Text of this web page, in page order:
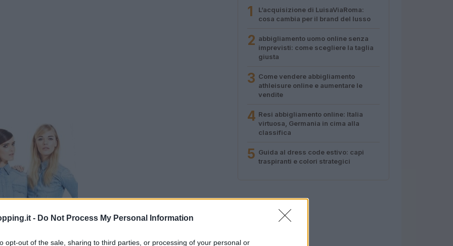
- Do Not Process My Personal Information
opt-out of the sale, sharing to third parties, or processing of your personal or
1
L’acquisizione di LuisaViaRoma:
cosa cambia per il brand del lusso
2 abbigliamento uomo online senza
imprevisti: come scegliere la taglia
giusta
3 Come vendere abbigliamento
athleisure online e aumentare le
vendite
4 Resi abbigliamento online: Italia
virtuosa, Germania in cima alla
classifica
5 Guida al dress code estivo: capi
traspiranti e colori strategici